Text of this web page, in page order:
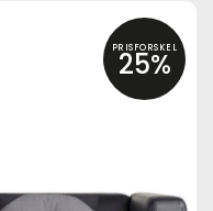
PRISFORSKEL
25%